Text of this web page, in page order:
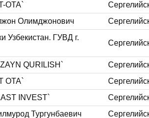
OTA`
Олимджонович
Узбекистан. ГУВД г.
QURILISH`
OTA`
INVEST`
Тургунбаевич